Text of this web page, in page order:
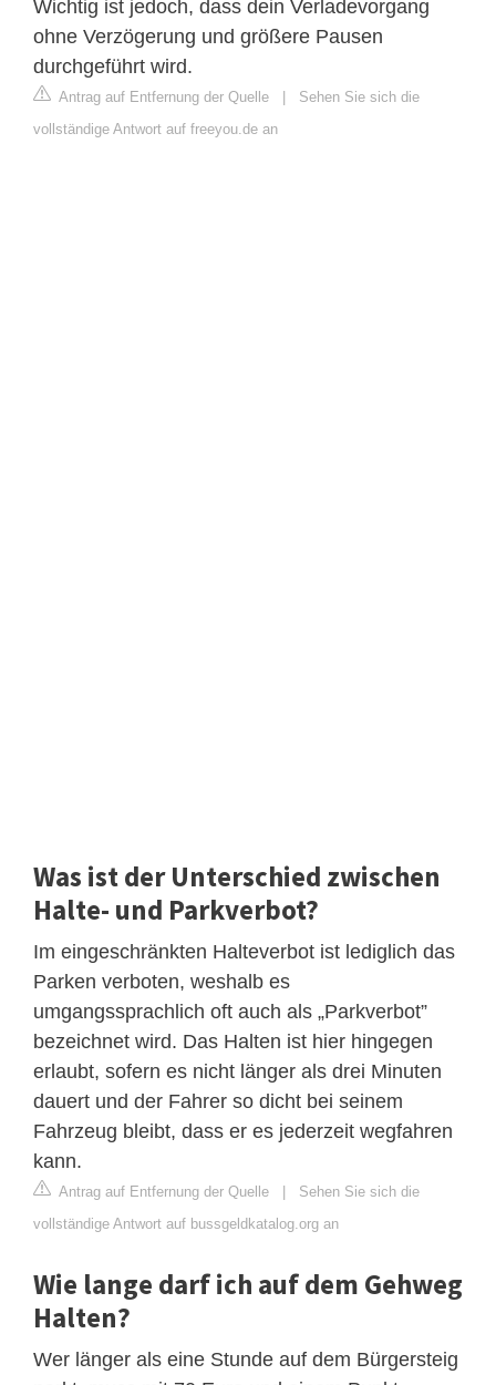
Wichtig ist jedoch, dass dein Verladevorgang
ohne Verzögerung und größere Pausen
durchgeführt wird.
Antrag auf Entfernung der Quelle | Sehen Sie sich die
vollständige Antwort auf freeyou.de an
Was ist der Unterschied zwischen
Halte- und Parkverbot?
Im eingeschränkten Halteverbot ist lediglich das
Parken verboten, weshalb es
umgangssprachlich oft auch als „Parkverbot”
bezeichnet wird. Das Halten ist hier hingegen
erlaubt, sofern es nicht länger als drei Minuten
dauert und der Fahrer so dicht bei seinem
Fahrzeug bleibt, dass er es jederzeit wegfahren
kann.
Antrag auf Entfernung der Quelle | Sehen Sie sich die
vollständige Antwort auf bussgeldkatalog.org an
Wie lange darf ich auf dem Gehweg
Halten?
Wer länger als eine Stunde auf dem Bürgersteig